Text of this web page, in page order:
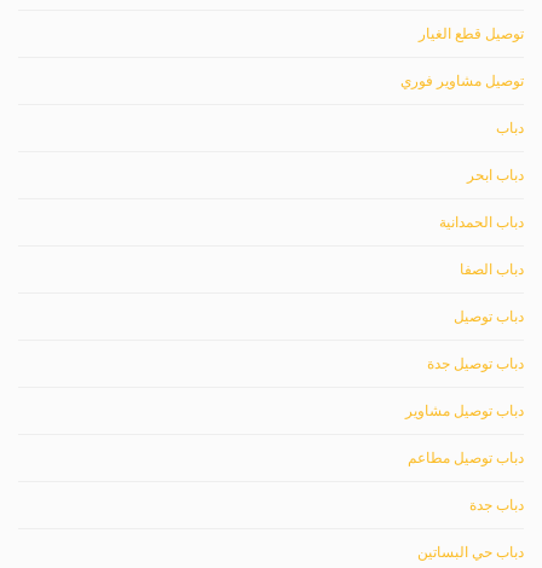
توصيل قطع الغيار
توصيل مشاوير فوري
دباب
دباب ابحر
دباب الحمدانية
دباب الصفا
دباب توصيل
دباب توصيل جدة
دباب توصيل مشاوير
دباب توصيل مطاعم
دباب جدة
دباب حي البساتين